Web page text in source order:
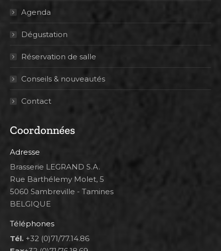
Agenda
Dégustation
Réservation de salle
Conseils & nouveautés
Contact
Coordonnées
Adresse
Brasserie LEGRAND S.A.
Rue Barthélemy Molet, 5
5060 Sambreville - Tamines
BELGIQUE
Téléphones
Tél. +32 (0)71/77.14.86